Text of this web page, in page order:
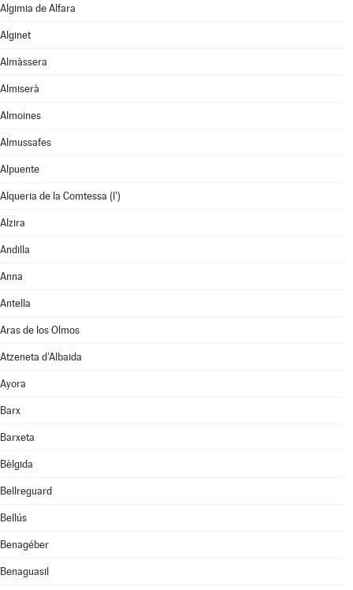
Algimia de Alfara
Alginet
Almàssera
Almiserà
Almoines
Almussafes
Alpuente
Alqueria de la Comtessa (l')
Alzira
Andilla
Anna
Antella
Aras de los Olmos
Atzeneta d'Albaida
Ayora
Barx
Barxeta
Bèlgida
Bellreguard
Bellús
Benagéber
Benaguasil